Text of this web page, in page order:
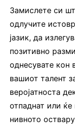
Замислете си
одлучите
јазик, да
позитивно
однесувате кон
вашиот талент
веројатноста
отпаднат или
нивното